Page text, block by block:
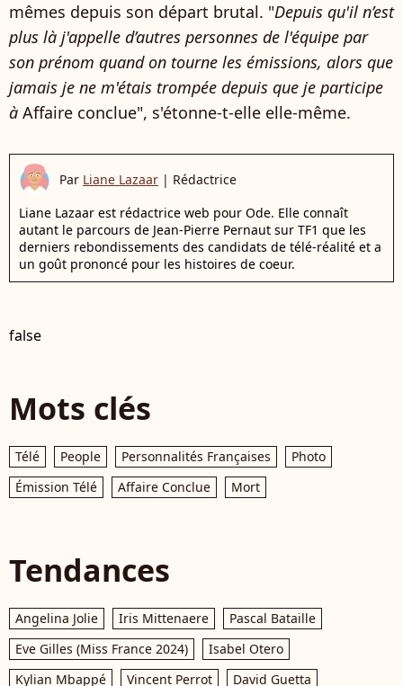
mêmes depuis son départ brutal. "Depuis qu'il n’est
plus là j'appelle d’autres personnes de l'équipe par
son prénom quand on tourne les émissions, alors que
jamais je ne m'étais trompée depuis que je participe
à Affaire conclue", s'étonne-t-elle elle-même.
Par Liane Lazaar | Rédactrice
Liane Lazaar est rédactrice web pour Ode. Elle connaît
autant le parcours de Jean-Pierre Pernaut sur TF1 que les
derniers rebondissements des candidats de télé-réalité et a
un goût prononcé pour les histoires de coeur.
false
Mots clés
Télé People Personnalités Françaises
Photo
Émission Télé
Affaire Conclue Mort
Tendances
Angelina Jolie Iris Mittenaere
Pascal Bataille
Eve Gilles (Miss France 2024)
Isabel Otero
Kylian Mbappé
Vincent Perrot David Guetta